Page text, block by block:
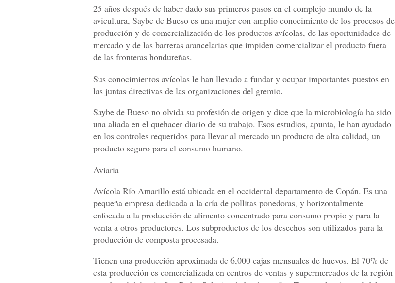
25 años después de haber dado sus primeros pasos en el complejo mundo de la
avicultura, Saybe de Bueso es una mujer con amplio conocimiento de los procesos de
producción y de comercialización de los productos avícolas, de las oportunidades de
mercado y de las barreras arancelarias que impiden comercializar el producto fuera
de las fronteras hondureñas.
Sus conocimientos avícolas le han llevado a fundar y ocupar importantes puestos en
las juntas directivas de las organizaciones del gremio.
Saybe de Bueso no olvida su profesión de origen y dice que la microbiología ha sido
una aliada en el quehacer diario de su trabajo. Esos estudios, apunta, le han ayudado
en los controles requeridos para llevar al mercado un producto de alta calidad, un
producto seguro para el consumo humano.
Aviaria
Avícola Río Amarillo está ubicada en el occidental departamento de Copán. Es una
pequeña empresa dedicada a la cría de pollitas ponedoras, y horizontalmente
enfocada a la producción de alimento concentrado para consumo propio y para la
venta a otros productores. Los subproductos de los desechos son utilizados para la
producción de composta procesada.
Tienen una producción aproximada de 6,000 cajas mensuales de huevos. El 70% de
esta producción es comercializada en centros de ventas y supermercados de la región